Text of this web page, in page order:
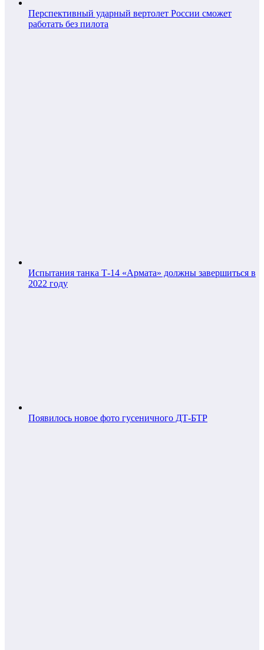
Перспективный ударный вертолет России сможет
работать без пилота
Испытания танка Т-14 «Армата» должны завершиться в
2022 году
Появилось новое фото гусеничного ДТ-БТР